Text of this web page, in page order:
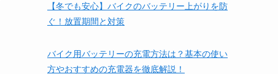
【冬でも安心】バイクのバッテリー上がりを防
ぐ！放置期間と対策
バイク用バッテリーの充電方法は？基本の使い
方やおすすめの充電器を徹底解説！